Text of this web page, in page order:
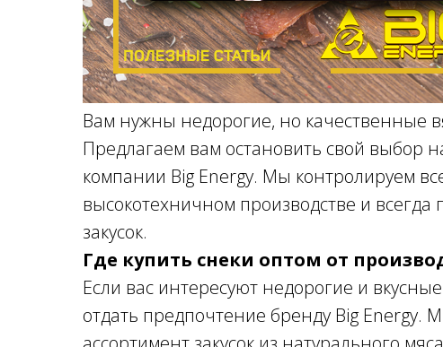
Вам нужны недорогие, но качественные
Предлагаем вам остановить свой выбор
компании Big Energy. Мы контролируем
высокотехничном производстве и
закусок.
Где купить снеки оптом от
Если вас интересуют недорогие и
отдать предпочтение бренду Big